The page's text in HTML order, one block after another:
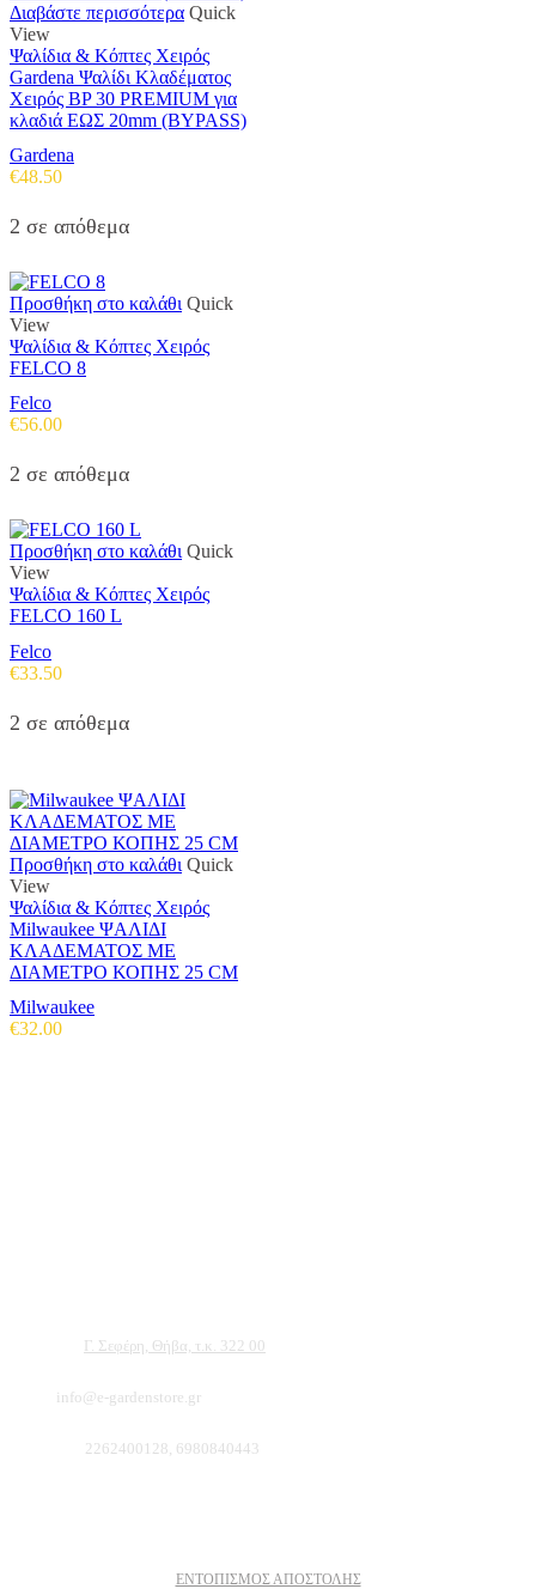
Διαβάστε περισσότερα Quick
View
Ψαλίδια & Κόπτες Χειρός
Gardena Ψαλίδι Κλαδέματος
Χειρός BP 30 PREMIUM για
κλαδιά ΕΩΣ 20mm (BYPASS)
Gardena
€48.50
2 σε απόθεμα
Προσθήκη στο καλάθι Quick
View
Ψαλίδια & Κόπτες Χειρός
FELCO 8
Felco
€56.00
2 σε απόθεμα
Προσθήκη στο καλάθι Quick
View
Ψαλίδια & Κόπτες Χειρός
FELCO 160 L
Felco
€33.50
2 σε απόθεμα
Προσθήκη στο καλάθι Quick
View
Ψαλίδια & Κόπτες Χειρός
Milwaukee ΨΑΛΙΔΙ
ΚΛΑΔΕΜΑΤΟΣ ΜΕ
ΔΙΑΜΕΤΡΟ ΚΟΠΗΣ 25 CM
Milwaukee
€32.00
Γ. Σεφέρη, Θήβα, τ.κ. 322 00
info@e-gardenstore.gr
2262400128, 6980840443
ΕΝΤΟΠΙΣΜΟΣ ΑΠΟΣΤΟΛΗΣ